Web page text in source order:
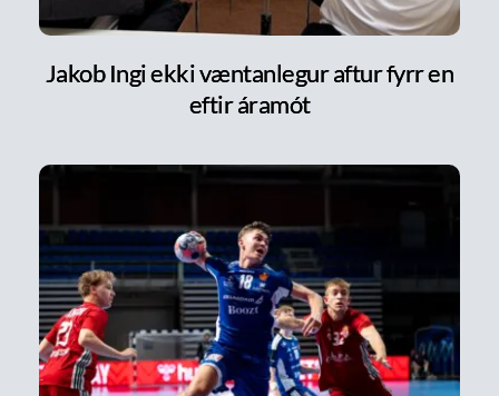
Jakob Ingi ekki væntanlegur aftur fyrr en
eftir áramót